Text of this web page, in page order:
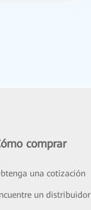
comprar
una cotización
un distribuidor